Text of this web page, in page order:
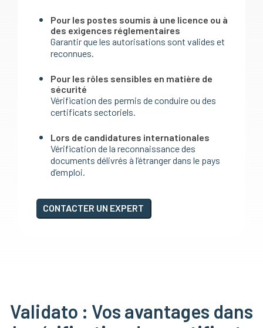
Pour les postes soumis à une licence ou à
des exigences réglementaires
Garantir que les autorisations sont valides et
reconnues.
Pour les rôles sensibles en matière de
sécurité
Vérification des permis de conduire ou des
certificats sectoriels.
Lors de candidatures internationales
Vérification de la reconnaissance des
documents délivrés à l’étranger dans le pays
d’emploi.
CONTACTER UN EXPERT
Validato : Vos avantages dans